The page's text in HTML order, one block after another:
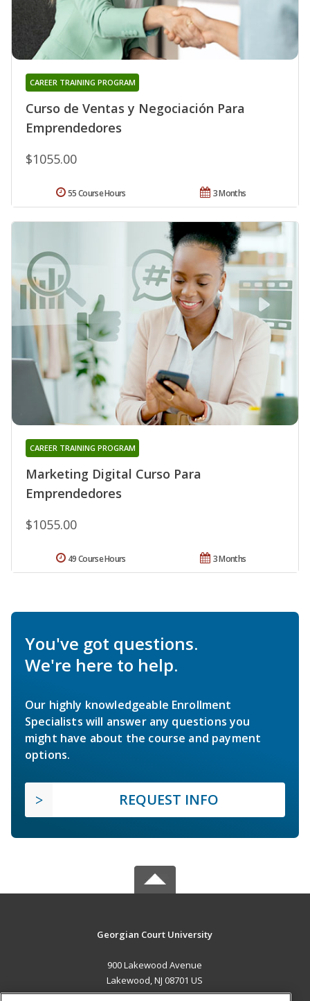
Curso de Ventas y Negociación Para
Emprendedores
CAREER TRAINING PROGRAM
$1055.00
3 Months
55 Course Hours
Marketing Digital Curso Para
Emprendedores
CAREER TRAINING PROGRAM
$1055.00
3 Months
49 Course Hours
You've got questions.
We're here to help.
Our highly knowledgeable Enrollment
Specialists will answer any questions you
might have about the course and payment
options.
REQUEST INFO
Georgian Court University
900 Lakewood Avenue
Lakewood, NJ 08701 US